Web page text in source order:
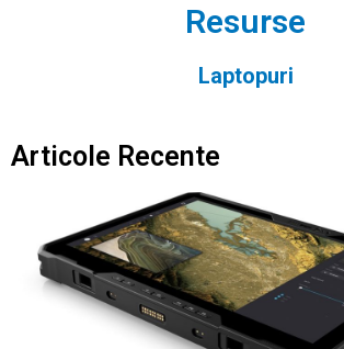
Resurse
Laptopuri
Articole Recente